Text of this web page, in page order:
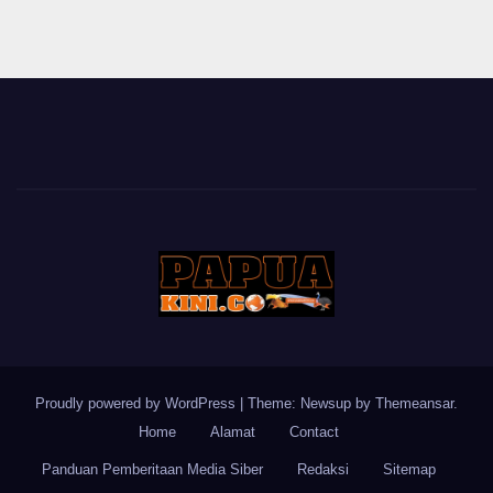
Proudly powered by WordPress | Theme: Newsup by Themeansar.
Home
Alamat Contact
Panduan Pemberitaan Media Siber Redaksi Sitemap